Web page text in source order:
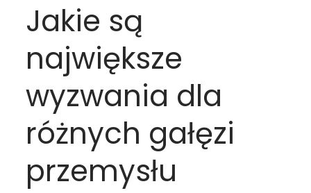
Jakie są
największe
wyzwania dla
różnych gałęzi
przemysłu